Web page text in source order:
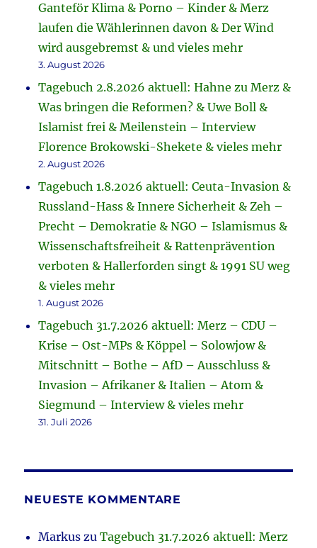
Ganteför Klima & Porno – Kinder & Merz
laufen die Wählerinnen davon & Der Wind
wird ausgebremst & und vieles mehr
3. August 2026
Tagebuch 2.8.2026 aktuell: Hahne zu Merz &
Was bringen die Reformen? & Uwe Boll &
Islamist frei & Meilenstein – Interview
Florence Brokowski-Shekete & vieles mehr
2. August 2026
Tagebuch 1.8.2026 aktuell: Ceuta-Invasion &
Russland-Hass & Innere Sicherheit & Zeh –
Precht – Demokratie & NGO – Islamismus &
Wissenschaftsfreiheit & Rattenprävention
verboten & Hallerforden singt & 1991 SU weg
& vieles mehr
1. August 2026
Tagebuch 31.7.2026 aktuell: Merz – CDU –
Krise – Ost-MPs & Köppel – Solowjow &
Mitschnitt – Bothe – AfD – Ausschluss &
Invasion – Afrikaner & Italien – Atom &
Siegmund – Interview & vieles mehr
31. Juli 2026
NEUESTE KOMMENTARE
Markus zuTagebuch 31.7.2026 aktuell: Merz